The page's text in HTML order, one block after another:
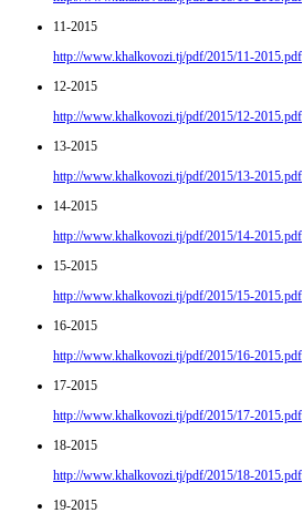
11-2015
http://www.khalkovozi.tj/pdf/2015/11-2015.pdf
12-2015
http://www.khalkovozi.tj/pdf/2015/12-2015.pdf
13-2015
http://www.khalkovozi.tj/pdf/2015/13-2015.pdf
14-2015
http://www.khalkovozi.tj/pdf/2015/14-2015.pdf
15-2015
http://www.khalkovozi.tj/pdf/2015/15-2015.pdf
16-2015
http://www.khalkovozi.tj/pdf/2015/16-2015.pdf
17-2015
http://www.khalkovozi.tj/pdf/2015/17-2015.pdf
18-2015
http://www.khalkovozi.tj/pdf/2015/18-2015.pdf
19-2015